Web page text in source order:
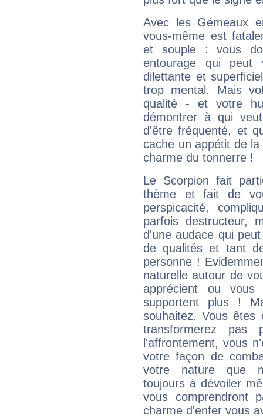
Avec les Gémeaux
vous-même est
et souple : vous
entourage qui
dilettante et
trop mental. Mais
qualité - et votre
démontrer à qui
d'être fréquenté, et
cache un appétit de
charme du tonnerre !
Le Scorpion fait
thème et fait de
perspicacité,
parfois destructeur,
d'une audace qui
de qualités et tant
personne !
naturelle autour de
apprécient ou
supportent plus !
souhaitez. Vous
transformerez
l'affrontement, vous
votre façon de
votre nature que
toujours à dévoiler
vous comprendront
charme d'enfer vous